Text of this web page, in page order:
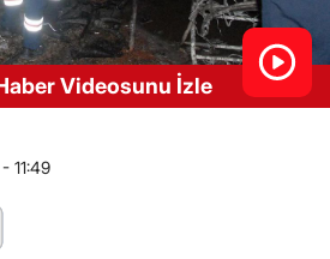
Videosunu İzle
11:49